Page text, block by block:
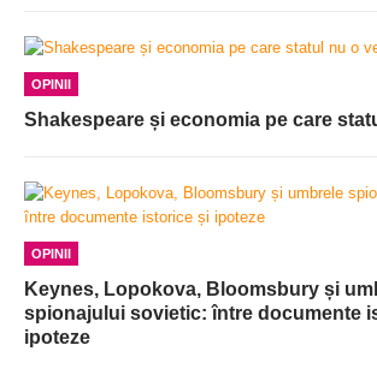
OPINII
Shakespeare și economia pe care
OPINII
Keynes, Lopokova, Bloomsbury și
spionajului sovietic: între documente
ipoteze